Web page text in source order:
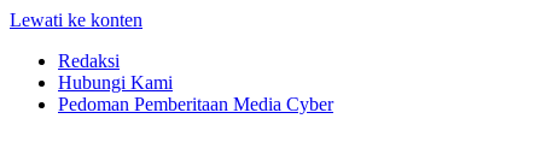
Lewati ke konten
Redaksi
Hubungi Kami
Pedoman Pemberitaan Media Cyber